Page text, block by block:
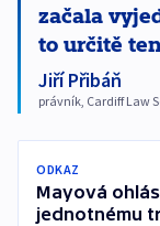
začala
to určitě
Jiří Přibáň
právník, Cardiff Law
ODKAZ
Mayová
jednotnému